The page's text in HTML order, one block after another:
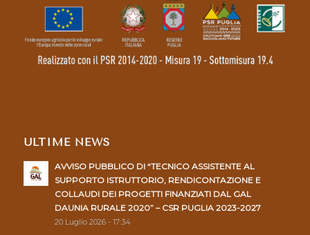
ULTIME NEWS
AVVISO PUBBLICO DI “TECNICO ASSISTENTE AL
SUPPORTO ISTRUTTORIO, RENDICONTAZIONE E
COLLAUDI DEI PROGETTI FINANZIATI DAL GAL
DAUNIA RURALE 2020” – CSR PUGLIA 2023-2027
20 Luglio 2026 - 17:34